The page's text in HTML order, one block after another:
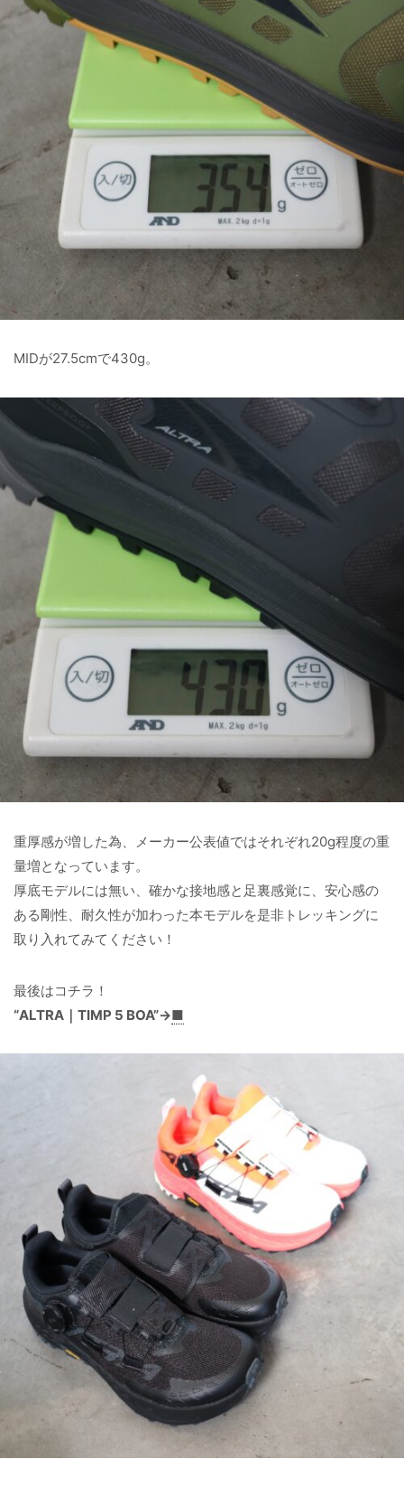
MIDが27.5cmで430g。
重厚感が増した為、メーカー公表値ではそれぞれ20g程度の重
量増となっています。
厚底モデルには無い、確かな接地感と足裏感覚に、安心感の
ある剛性、耐久性が加わった本モデルを是非トレッキングに
取り入れてみてください！
最後はコチラ！
“ALTRA｜TIMP 5 BOA”→■